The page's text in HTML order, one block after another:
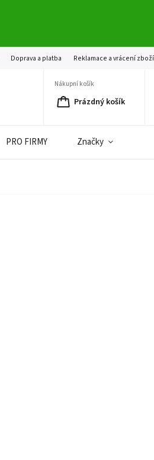
Doprava a platba Reklamace a vrácení zboží
Nákupní košík
Prázdný košík
PRO FIRMY Značky